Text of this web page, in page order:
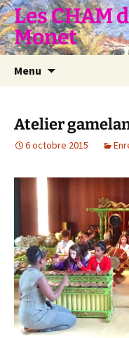
Aller
au
contenu
Les CHAM
Monet
Menu
Atelier
6 octobre 2015